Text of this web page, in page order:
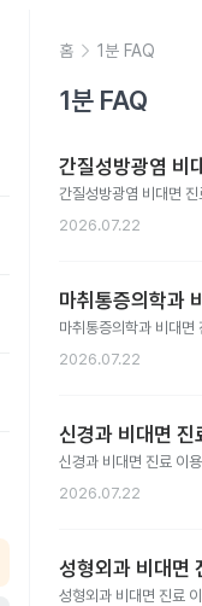
홈 1분 FAQ
1분 FAQ
간질성방광염 비
간질성방광염 비대면
2026.07.22
마취통증의학과
마취통증의학과 비대면
2026.07.22
신경과 비대면
신경과 비대면 진료 이
2026.07.22
성형외과 비대면
성형외과 비대면 진료